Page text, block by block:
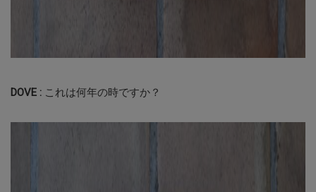
DOVE : これは何年の時ですか？